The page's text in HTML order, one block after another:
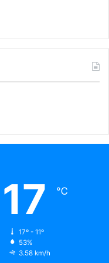
17 ℃
17º - 11º
53%
3.58 km/h